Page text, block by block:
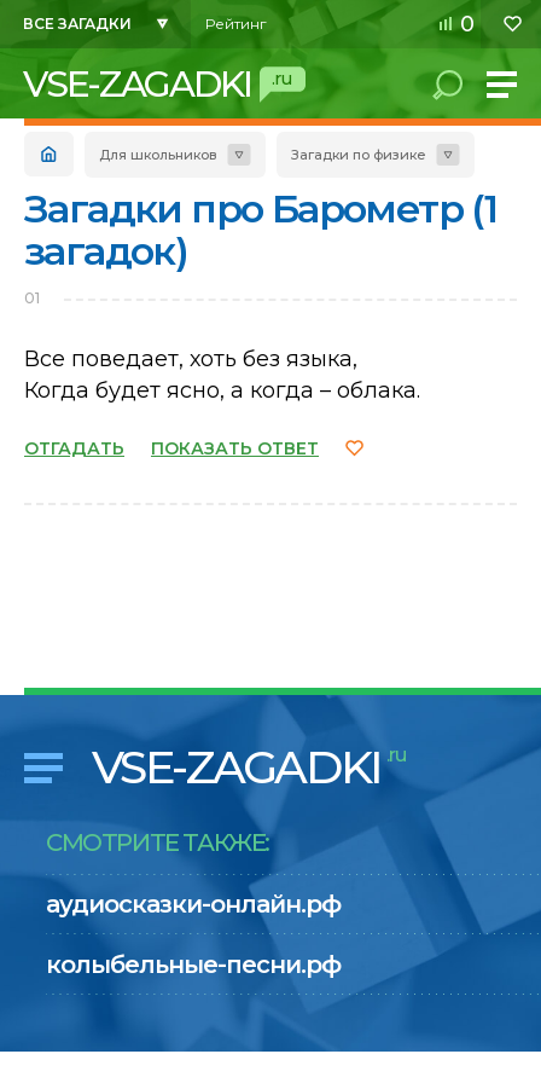
ВСЕ ЗАГАДКИ Рейтинг 0
VSE-ZAGADKI .ru
Для школьников Загадки по физике
Загадки про Барометр (1
загадок)
01
Все поведает, хоть без языка,
Когда будет ясно, а когда – облака.
ОТГАДАТЬ ПОКАЗАТЬ ОТВЕТ
VSE-ZAGADKI .ru
СМОТРИТЕ ТАКЖЕ:
аудиосказки-онлайн.рф
колыбельные-песни.рф